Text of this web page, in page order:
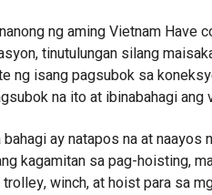
ng aming Vietnam Have
tinutulungan silang
ng isang pagsubok sa
na ito at ibinabahagi
ay natapos na at naayos
kagamitan sa pag-hoisting,
winch, at hoist para sa